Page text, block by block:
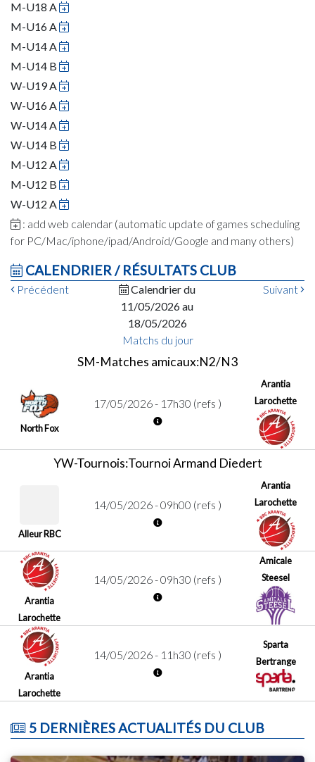
M-U18 A
M-U16 A
M-U14 A
M-U14 B
W-U19 A
W-U16 A
W-U14 A
W-U14 B
M-U12 A
M-U12 B
W-U12 A
: add web calendar (automatic update of games scheduling
for PC/Mac/iphone/ipad/Android/Google and many others)
CALENDRIER / RÉSULTATS CLUB
Précédent
Calendrier du
11/05/2026 au
18/05/2026
Suivant
Matchs du jour
SM-Matches amicaux:N2/N3
North Fox
17/05/2026 - 17h30 (refs )
Arantia
Larochette
YW-Tournois:Tournoi Armand Diedert
Alleur RBC
14/05/2026 - 09h00 (refs )
Arantia
Larochette
Arantia
Larochette
14/05/2026 - 09h30 (refs )
Amicale
Steesel
Arantia
Larochette
14/05/2026 - 11h30 (refs )
Sparta
Bertrange
5 DERNIÈRES ACTUALITÉS DU CLUB